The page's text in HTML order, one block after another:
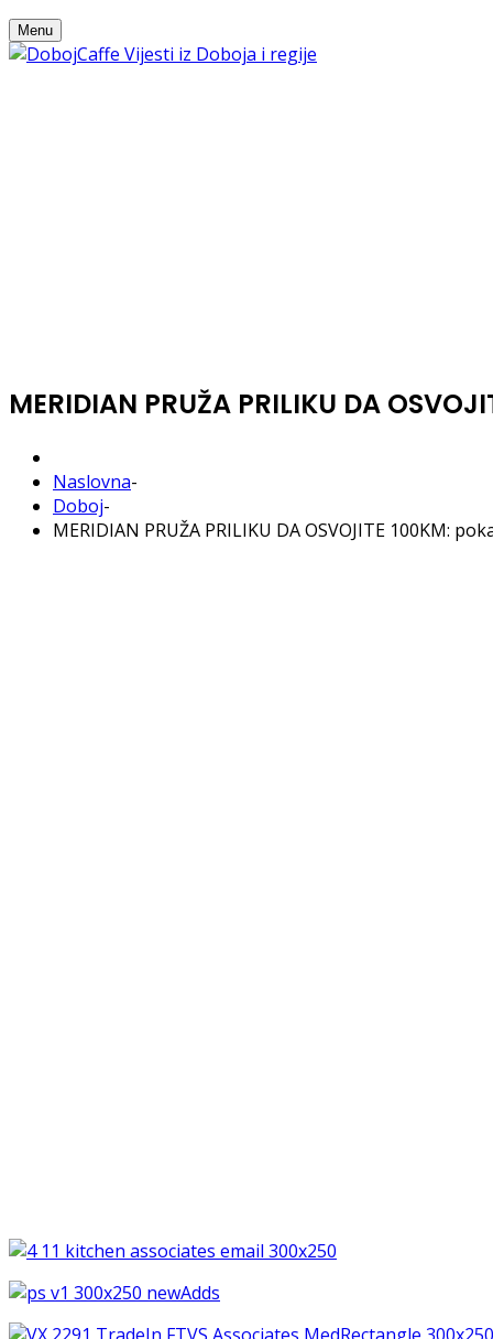
Menu
MERIDIAN PRUŽA PRILIKU DA
Naslovna-
Doboj-
MERIDIAN PRUŽA PRILIKU DA OSVOJITE 100KM: